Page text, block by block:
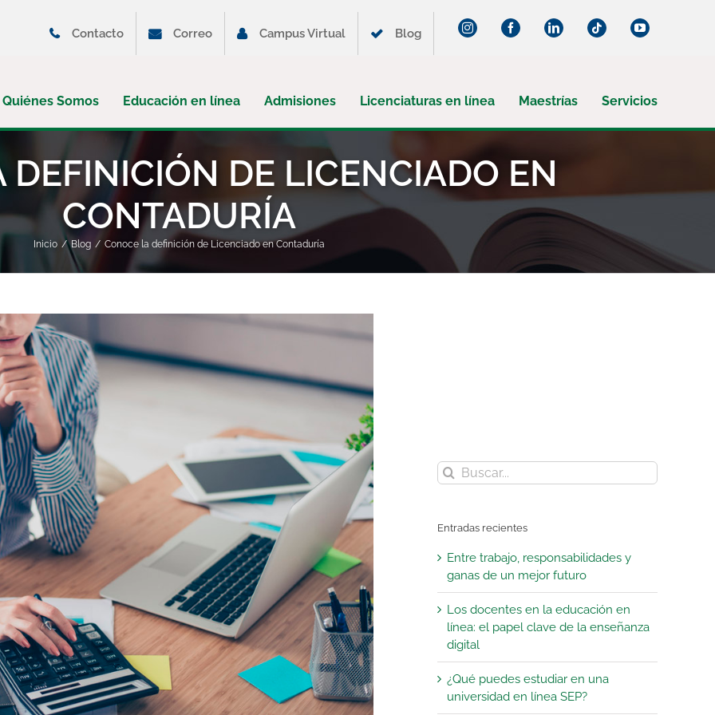
Contacto Correo Campus Virtual Blog Instagram FacebookLinkedIn Tiktok YouTube
Quiénes Somos Educación en línea Admisiones Licenciaturas en línea Maestrías Servicios
DEFINICIÓN DE LICENCIADO EN
CONTADURÍA
Inicio Blog Conoce la definición de Licenciado en Contaduría
Buscar:
Entradas recientes
Entre trabajo, responsabilidades y
ganas de un mejor futuro
Los docentes en la educación en
línea: el papel clave de la enseñanza
digital
¿Qué puedes estudiar en una
universidad en línea SEP?